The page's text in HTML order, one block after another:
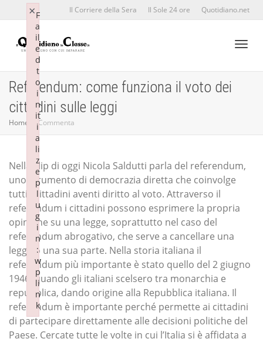
Il Corriere della Sera Il Sole 24 ore Quotidiano.net
Referendum: come funziona il voto dei
cittadini sulle leggi
Home Commenta
Nella clip di oggi Nicola Saldutti parla del referendum,
uno strumento di democrazia diretta che coinvolge
tutti i cittadini aventi diritto al voto. Attraverso il
referendum i cittadini possono esprimere la propria
opinione su una legge, soprattutto nel caso del
referendum abrogativo, che serve a cancellare una
legge o una sua parte. Nella storia italiana il
referendum più importante è stato quello del 2 giugno
1946, quando gli italiani scelsero tra monarchia e
repubblica, dando origine alla Repubblica italiana. Il
referendum è importante perché permette ai cittadini
di partecipare direttamente alle decisioni politiche del
Paese. Cercate tutte le volte in cui l’Italia si è affidata a
F
a
il
e
d
t
o
i
n
it
i
a
li
z
e
p
l
u
g
i
n
:
w
p
li
n
k
×
Failed to initialize plugin: wplink
F
a
il
e
d
t
o
i
n
it
i
a
li
z
e
p
l
u
g
i
n
:
w
p
li
n
k
×
Failed to initialize plugin: wplink